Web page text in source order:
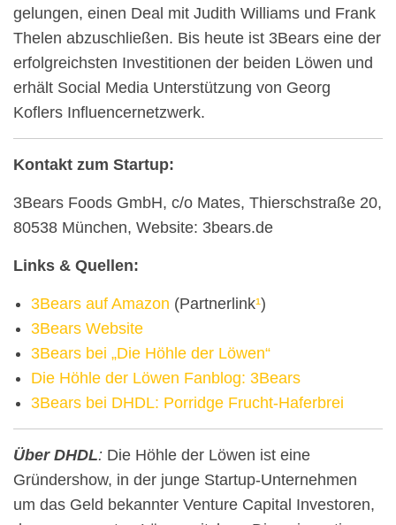
gelungen, einen Deal mit Judith Williams und Frank
Thelen abzuschließen. Bis heute ist 3Bears eine der
erfolgreichsten Investitionen der beiden Löwen und
erhält Social Media Unterstützung von Georg
Koflers Influencernetzwerk.
Kontakt zum Startup:
3Bears Foods GmbH, c/o Mates, Thierschstraße 20,
80538 München, Website: 3bears.de
Links & Quellen:
3Bears auf Amazon (Partnerlink¹)
3Bears Website
3Bears bei „Die Höhle der Löwen“
Die Höhle der Löwen Fanblog: 3Bears
3Bears bei DHDL: Porridge Frucht-Haferbrei
Über DHDL: Die Höhle der Löwen ist eine
Gründershow, in der junge Startup-Unternehmen
um das Geld bekannter Venture Capital Investoren,